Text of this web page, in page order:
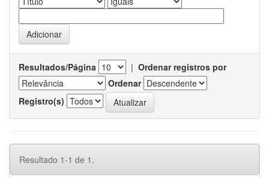
Resultados/Página | Ordenar registros por
Ordenar
Registro(s)
Resultado 1-1 de 1.